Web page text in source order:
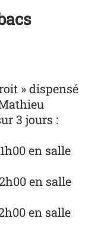
» dispensé
3 jours :
en salle
en salle
en salle